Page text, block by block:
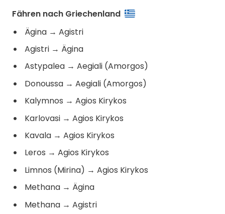
Fähren nach Griechenland
Ägina → Agistri
Agistri → Ägina
Astypalea → Aegiali (Amorgos)
Donoussa → Aegiali (Amorgos)
Kalymnos → Agios Kirykos
Karlovasi → Agios Kirykos
Kavala → Agios Kirykos
Leros → Agios Kirykos
Limnos (Mirina) → Agios Kirykos
Methana → Ägina
Methana → Agistri